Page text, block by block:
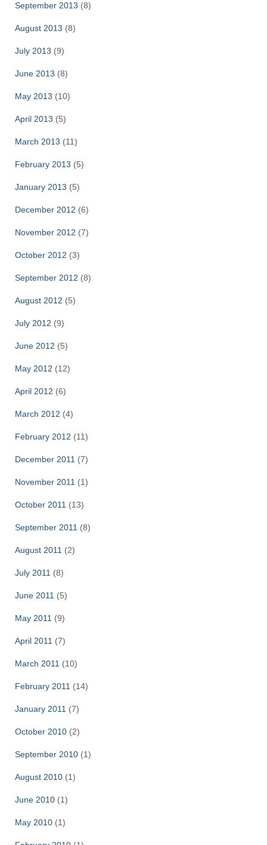
September 2013 (8)
August 2013 (8)
July 2013 (9)
June 2013 (8)
May 2013 (10)
April 2013 (5)
March 2013 (11)
February 2013 (5)
January 2013 (5)
December 2012 (6)
November 2012 (7)
October 2012 (3)
September 2012 (8)
August 2012 (5)
July 2012 (9)
June 2012 (5)
May 2012 (12)
April 2012 (6)
March 2012 (4)
February 2012 (11)
December 2011 (7)
November 2011 (1)
October 2011 (13)
September 2011 (8)
August 2011 (2)
July 2011 (8)
June 2011 (5)
May 2011 (9)
April 2011 (7)
March 2011 (10)
February 2011 (14)
January 2011 (7)
October 2010 (2)
September 2010 (1)
August 2010 (1)
June 2010 (1)
May 2010 (1)